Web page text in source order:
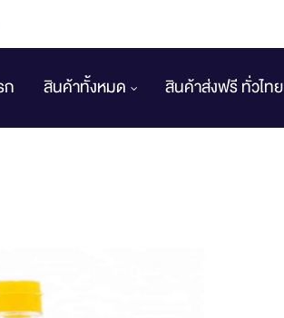
ก สินค้าทั้งหมด สินค้าส่งฟรี ทั่วไทย